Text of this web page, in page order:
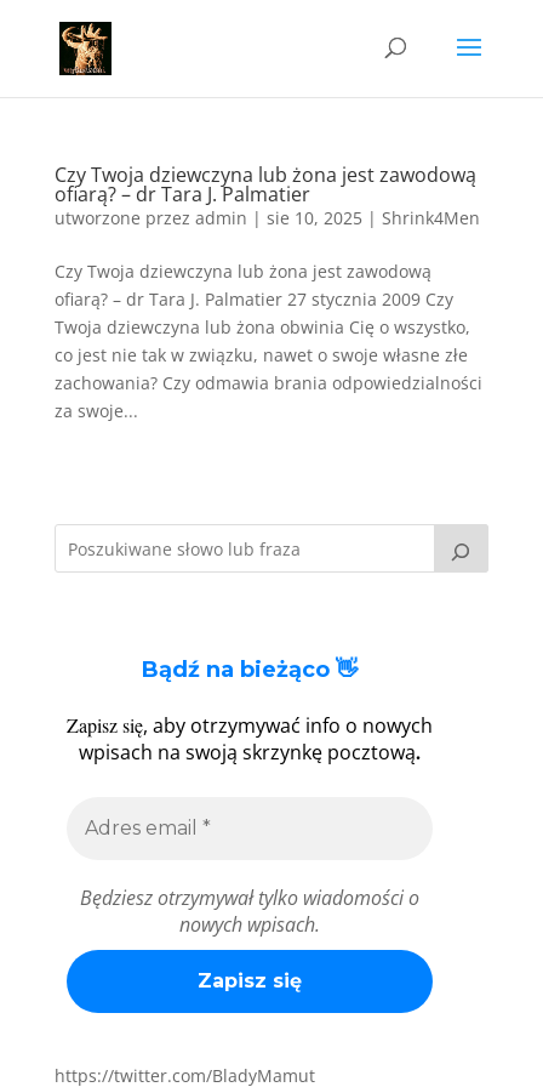
Czy Twoja dziewczyna lub żona jest zawodową
ofiarą? – dr Tara J. Palmatier
utworzone przez admin | sie 10, 2025| Shrink4Men
Czy Twoja dziewczyna lub żona jest zawodową
ofiarą? – dr Tara J. Palmatier 27 stycznia 2009 Czy
Twoja dziewczyna lub żona obwinia Cię o wszystko,
co jest nie tak w związku, nawet o swoje własne złe
zachowania? Czy odmawia brania odpowiedzialności
za swoje...
Bądź na bieżąco 👋
Zapisz się, aby otrzymywać info o nowych
wpisach na swoją skrzynkę pocztową.
Będziesz otrzymywał tylko wiadomości o
nowych wpisach.
https://twitter.com/BladyMamut